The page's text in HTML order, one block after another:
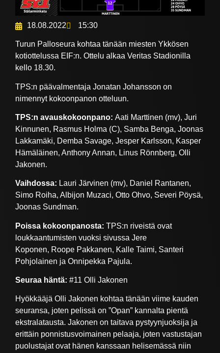
18.08.2022 15:30
Turun Palloseura kohtaa tänään miesten Ykkösen
kotiottelussa EIF:n. Ottelu alkaa Veritas Stadionilla
kello 18.30.
TPS:n päävalmentaja Jonatan Johansson on
nimennyt kokoonpanon otteluun.
TPS:n avauskokoonpano:Aati Marttinen (mv), Juri
Kinnunen, Rasmus Holma (C), Samba Benga, Joonas
Lakkamäki, Demba Savage, Jesper Karlsson, Kasper
Hämäläinen, Anthony Annan, Linus Rönnberg, Olli
Jakonen.
Vaihdossa: Lauri Järvinen (mv), Daniel Rantanen,
Simo Roiha, Albijon Muzaci, Otto Ohvo, Severi Pöysä,
Joonas Sundman.
Poissa kokoonpanosta: TPS:n riveistä ovat
loukkaantumisten vuoksi sivussa Jere
Koponen, Roope Pakkanen, Kalle Taimi, Santeri
Pohjolainen ja Onnipekka Pajula.
Seuraa häntä:#11 Olli Jakonen
Hyökkääjä Olli Jakonen kohtaa tänään viime kauden
seuransa, joten pelissä on ”Opan” kannalta pientä
ekstralatausta. Jakonen on taitava pystyynjuoksija ja
erittäin ponnistusvoimainen pelaaja, joten vastustajan
puolustajat ovat hänen kanssaan helisemässä niin